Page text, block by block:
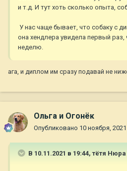
и т.д. И тут хоть сколько опыта,
У нас чаще бывает, что собаку с
она хендлера увидела первый раз,
неделю.
ага, и диплом им сразу подавай не
Ольга и Огонёк
Опубликовано 10 ноября, 2021
В 10.11.2021 в 19:44,тётя Нюра